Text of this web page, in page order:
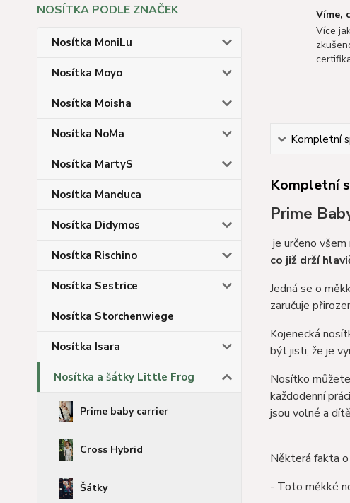
NOSÍTKA PODLE ZNAČEK
Nosítka MoniLu
Nosítka Moyo
Nosítka Moisha
Nosítka NoMa
Nosítka MartyS
Nosítka Manduca
Nosítka Didymos
Nosítka Rischino
Nosítka Sestrice
Nosítka Storchenwiege
Nosítka Isara
Nosítka a šátky Little Frog
Prime baby carrier
Cross Hybrid
Šátky
Víme,
Více
Kompletní
Kompletní
Prime
je určeno
co již drží
Jedná se o
zaručuje
Kojenecká
být jisti, že je
Nosítko
každodenní
jsou volné a
Některá fakta
- Toto měkké